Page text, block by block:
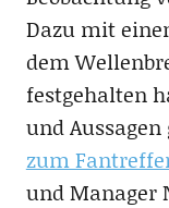
Dazu mit
dem
festgehalten
und
zum
und Manager